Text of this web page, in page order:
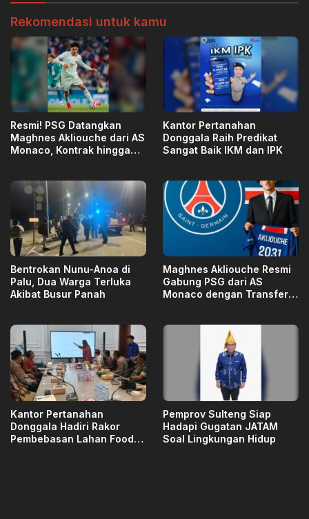
Rekomendasi untuk kamu
Resmi! PSG Datangkan
Maghnes Akliouche dari AS
Monaco, Kontrak hingga
Kantor Pertanahan
Donggala Raih Predikat
Sangat Baik IKM dan IPK
Bentrokan Nunu-Anoa di
Palu, Dua Warga Terluka
Akibat Busur Panah
Maghnes Akliouche Resmi
Gabung PSG dari AS
Monaco dengan Transfer
Kantor Pertanahan
Donggala Hadiri Rakor
Pembebasan Lahan Food
Pemprov Sulteng Siap
Hadapi Gugatan JATAM
Soal Lingkungan Hidup